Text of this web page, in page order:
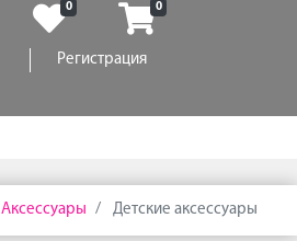
0 0
Регистрация
Аксессуары Детские аксессуары